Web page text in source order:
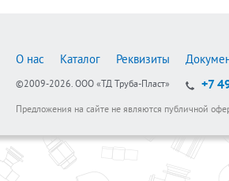
О нас Каталог Реквизиты
©2009-2026. ООО «ТД Труба-Пласт» +7
Предложения на сайте не являются публичной